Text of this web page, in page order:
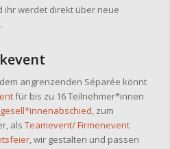
ihr werdet direkt über neue
angrenzenden Séparée könnt
für bis zu 16 Teilnehmer*innen
, zum
als Teamevent/Firmenevent
, wir gestalten und passen